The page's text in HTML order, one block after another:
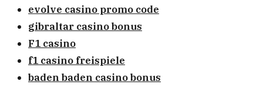
evolve casino promo code
gibraltar casino bonus
F1 casino
f1 casino freispiele
baden baden casino bonus